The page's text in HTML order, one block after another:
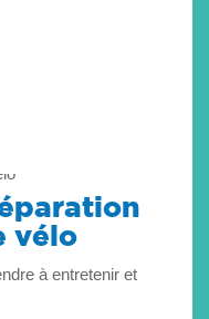
vélo
à entretenir et